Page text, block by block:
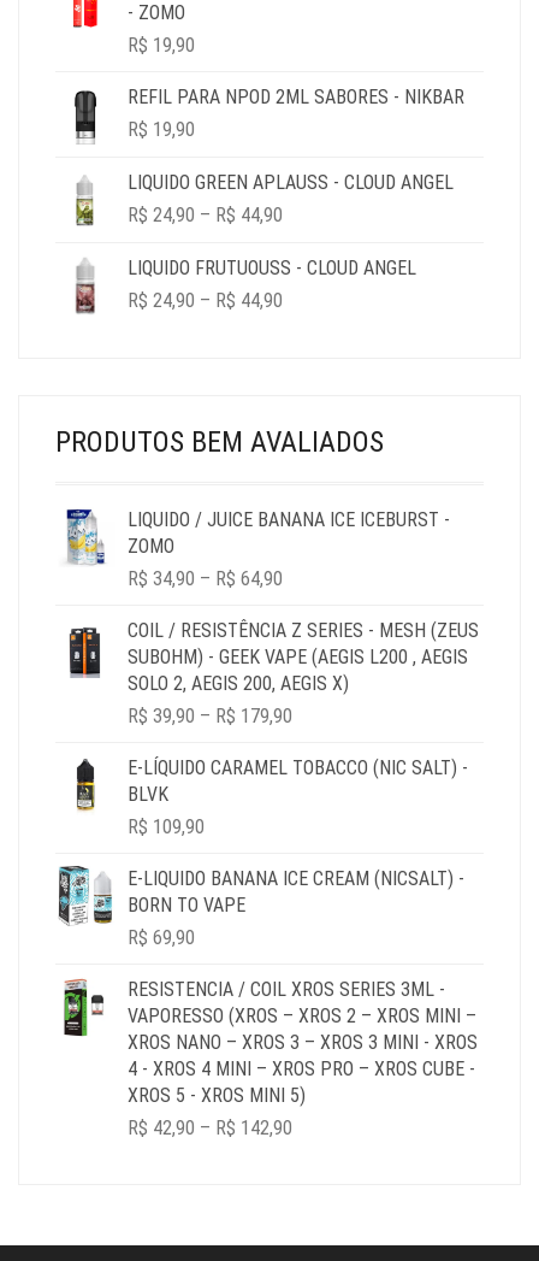
- ZOMO
R$ 19,90
REFIL PARA NPOD 2ML SABORES - NIKBAR
R$ 19,90
LIQUIDO GREEN APLAUSS - CLOUD ANGEL
R$ 24,90 – R$ 44,90
R$ 24,90
LIQUIDO FRUTUOUSS - CLOUD ANGEL
R$ 24,90 – R$ 44,90
PRODUTOS BEM AVALIADOS
LIQUIDO / JUICE BANANA ICE ICEBURST -
ZOMO
R$ 34,90 – R$ 64,90
R$ 34,90
THROUGH
R$ 64,90
COIL / RESISTÊNCIA Z SERIES - MESH (ZEUS
SUBOHM) - GEEK VAPE (AEGIS L200 , AEGIS
SOLO 2, AEGIS 200, AEGIS X)
R$ 39,90 – R$ 179,90
R$ 39,90
E-LÍQUIDO CARAMEL TOBACCO (NIC SALT) -
BLVK
R$ 109,90
E-LIQUIDO BANANA ICE CREAM (NICSALT) -
BORN TO VAPE
R$ 69,90
RESISTENCIA / COIL XROS SERIES 3ML -
VAPORESSO (XROS – XROS 2 – XROS MINI –
XROS NANO – XROS 3 – XROS 3 MINI - XROS
4 - XROS 4 MINI – XROS PRO – XROS CUBE -
XROS 5 - XROS MINI 5)
R$ 42,90 – R$ 142,90